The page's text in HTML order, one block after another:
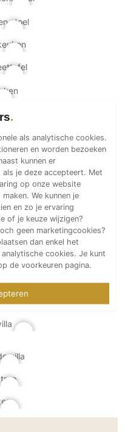
als analytische cookies.
en worden bezoeken
kunnen er
je deze accepteert. Met
op onze website
We kunnen je
en zo je ervaring
of je keuze wijzigen?
geen marketingcookies?
dan enkel het
cookies. Je kunt
de voorkeuren pagina.